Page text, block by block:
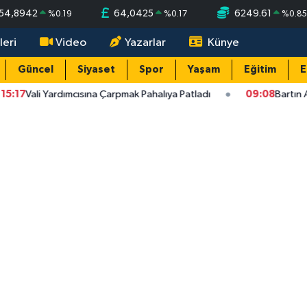
%0.19 64,0425 %0.17 6249.61 %0.85
Video Yazarlar Künye
Güncel Siyaset Spor Yaşam Eğitim
Vali Yardımcısına Çarpmak Pahalıya Patladı 09:08Bartın